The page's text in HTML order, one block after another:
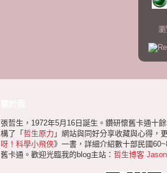
張哲生，1972年5月16日誕生。鑽研懷舊卡通十
構了「哲生原力 」網站與同好分享收藏與心得，
呀！科學小飛俠》一書，詳細介紹數十部民國
舊卡通。歡迎光臨我的blog主站： 哲生博客